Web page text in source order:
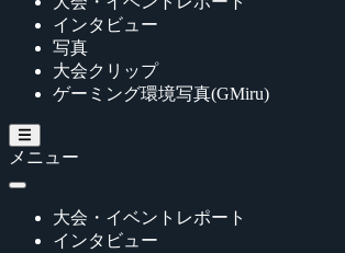
インタビュー
写真
大会クリップ
ゲーミング環境写真(GMiru)
メニュー
大会・イベントレポート
インタビュー